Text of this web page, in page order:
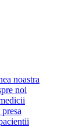
noastra
noi